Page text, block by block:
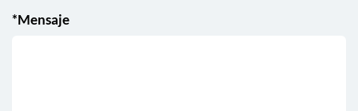
*Mensaje